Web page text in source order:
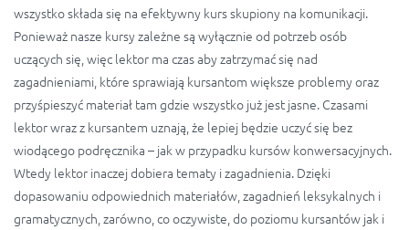
wszystko składa się na efektywny kurs skupiony na komunikacji.
Ponieważ nasze kursy zależne są wyłącznie od potrzeb osób
uczących się, więc lektor ma czas aby zatrzymać się nad
zagadnieniami, które sprawiają kursantom większe problemy oraz
przyśpieszyć materiał tam gdzie wszystko już jest jasne. Czasami
lektor wraz z kursantem uznają, że lepiej będzie uczyć się bez
wiodącego podręcznika – jak w przypadku kursów konwersacyjnych.
Wtedy lektor inaczej dobiera tematy i zagadnienia. Dzięki
dopasowaniu odpowiednich materiałów, zagadnień leksykalnych i
gramatycznych, zarówno, co oczywiste, do poziomu kursantów jak i